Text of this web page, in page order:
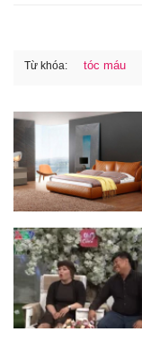
Từ khóa: tóc máu